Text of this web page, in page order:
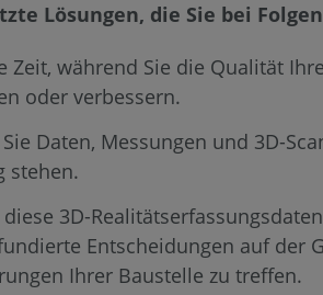
Lösungen, die Sie bei
Zeit, während Sie die Qualität
oder verbessern.
Daten, Messungen und 3D-
stehen.
diese 3D-
Entscheidungen auf der
Ihrer Baustelle zu treffen.